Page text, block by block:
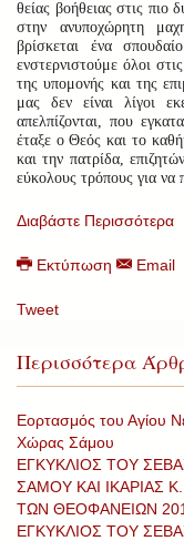
θείας βοήθειας στις πιο
στην ανυποχώρητη
βρίσκεται ένα
ενστερνιστούμε όλοι
της υπομονής και της
μας δεν είναι λίγοι
απελπίζονται, που
έταξε ο Θεός και το
και την πατρίδα,
εύκολους τρόπους για να
Διαβάστε Περισσότερα
Εκτύπωση Email
Tweet
Περισσότερα
Εορτασμός του Αγίου
Χώρας Σάμου
ΕΓΚΥΚΛΙΟΣ ΤΟΥ
ΣΑΜΟΥ ΚΑΙ ΙΚΑΡΙΑΣ
ΤΩΝ ΘΕΟΦΑΝΕΙΩΝ
ΕΓΚΥΚΛΙΟΣ ΤΟΥ